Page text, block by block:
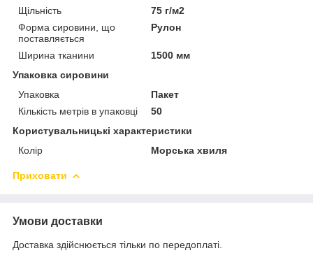
Щільність
75 г/м2
Форма сировини, що
поставляється
Рулон
Ширина тканини
1500 мм
Упаковка сировини
Упаковка
Пакет
Кількість метрів в упаковці
50
Користувальницькі характеристики
Колір
Морська хвиля
Приховати
Умови доставки
Доставка здійснюється тільки по передоплаті.